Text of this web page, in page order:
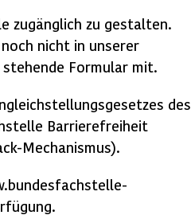
zugänglich zu gestalten.
nicht in unserer
Formular mit.
des
Barrierefreiheit
Mechanismus).